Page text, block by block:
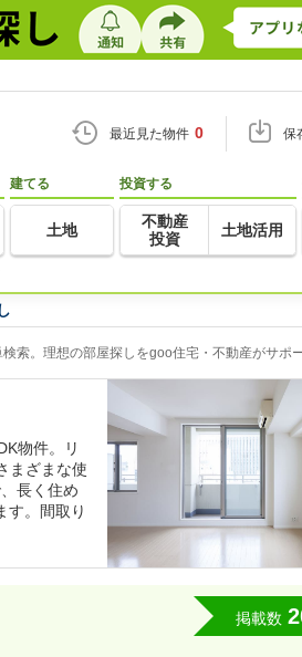
最近見た物件 0 保
建てる
土地
投資する
不動産
投資
土地活用
索。理想の部屋探しをgoo住宅・不動産がサポー
物件。リ
まざまな使
長く住め
す。間取り
掲載数